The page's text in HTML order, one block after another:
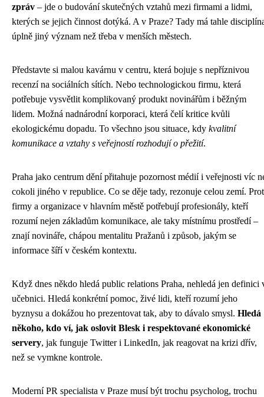
zpráv – jde o budování skutečných vztahů mezi firmami a lidmi,
kterých se jejich činnost dotýká. A v Praze? Tady má tahle
úplně jiný význam než třeba v menších městech.
Představte si malou kavárnu v centru, která bojuje s nepříznivou
recenzí na sociálních sítích. Nebo technologickou firmu, která
potřebuje vysvětlit komplikovaný produkt novinářům i běžným
lidem. Možná nadnárodní korporaci, která čelí kritice kvůli
ekologickému dopadu. To všechno jsou situace, kdy kvalitní
komunikace a vztahy s veřejností rozhodují o přežití.
Praha jako centrum dění přitahuje pozornost médií i veřejnosti víc
cokoli jiného v republice. Co se děje tady, rezonuje celou zemí.
firmy a organizace v hlavním městě potřebují profesionály, kteří
rozumí nejen základům komunikace, ale taky místnímu prostředí –
znají novináře, chápou mentalitu Pražanů i způsob, jakým se
informace šíří v českém kontextu.
Když dnes někdo hledá public relations Praha, nehledá jen definici
učebnici. Hledá konkrétní pomoc, živé lidi, kteří rozumí jeho
byznysu a dokážou ho prezentovat tak, aby to dávalo smysl. Hledá
někoho, kdo ví, jak oslovit Blesk i respektované ekonomické
servery, jak funguje Twitter i LinkedIn, jak reagovat na krizi dřív,
než se vymkne kontrole.
Moderní PR specialista v Praze musí být trochu psycholog, trochu